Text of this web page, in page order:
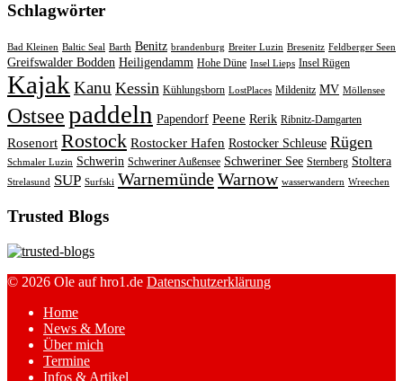
Schlagwörter
Bad Kleinen Baltic Seal Barth Benitz brandenburg Breiter Luzin Bresenitz Feldberger Seen
Greifswalder Bodden Heiligendamm Hohe Düne Insel Lieps Insel Rügen
Kajak Kanu Kessin Kühlungsborn LostPlaces Mildenitz MV Möllensee
Ostseepaddeln Papendorf Peene Rerik Ribnitz-Damgarten
Rosenort Rostock Rostocker Hafen Rostocker Schleuse Rügen
Schmaler Luzin Schwerin Schweriner Außensee Schweriner See Sternberg Stoltera
Strelasund SUP Surfski WarnemündeWarnow wasserwandern Wreechen
Trusted Blogs
© 2026 Ole auf hro1.de Datenschutzerklärung
Home
News & More
Über mich
Termine
Infos & Artikel